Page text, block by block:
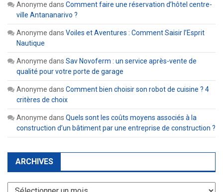
Anonyme dans Comment faire une réservation d’hôtel centre-
ville Antananarivo ?
Anonyme dans Voiles et Aventures : Comment Saisir l’Esprit
Nautique
Anonyme dans Sav Novoferm : un service après-vente de
qualité pour votre porte de garage
Anonyme dans Comment bien choisir son robot de cuisine ? 4
critères de choix
Anonyme dans Quels sont les coûts moyens associés à la
construction d’un bâtiment par une entreprise de construction ?
ARCHIVES
Archives